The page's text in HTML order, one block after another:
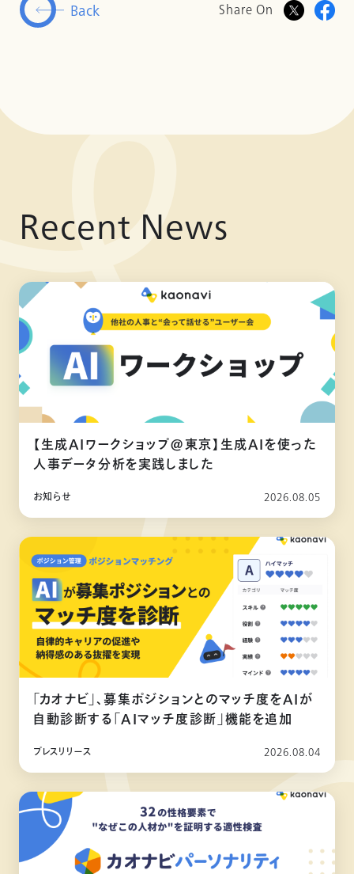
Back Share On
Recent News
【生成AIワークショップ@東京】生成AIを使った
人事データ分析を実践しました
お知らせ 2026.08.05
「カオナビ」、募集ポジションとのマッチ度をAIが
自動診断する「AIマッチ度診断」機能を追加
プレスリリース 2026.08.04